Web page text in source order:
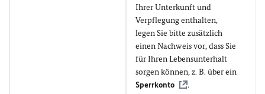
Ihrer Unterkunft und
Verpflegung enthalten,
legen Sie bitte zusätzlich
einen Nachweis vor, dass Sie
für Ihren Lebensunterhalt
sorgen können, z. B. über ein
Sperrkonto
.